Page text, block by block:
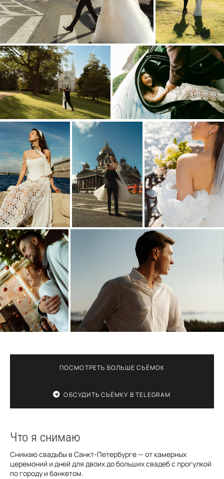
ПОСМОТРЕТЬ БОЛЬШЕ СЪЁМОК
ОБСУДИТЬ СЪЁМКУ В TELEGRAM
Что я снимаю
Снимаю свадьбы в Санкт-Петербурге — от камерных
церемоний и дней для двоих до больших свадеб с прогулкой
по городу и банкетом.